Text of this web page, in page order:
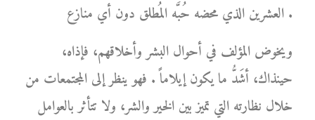
العشرين الذي محضه حُبَّه المُطلق دون أي منازع .
ويخوض المؤلف في أحوال البشر وأخلاقهم، فإذاه،
حينذاك، أشَدُّ ما يكون إيلاماً . فهو ينظر إلى المجتمعات من
خلال نظارته التي تميز بين الخير والشر، ولا تتأثر بالعوامل